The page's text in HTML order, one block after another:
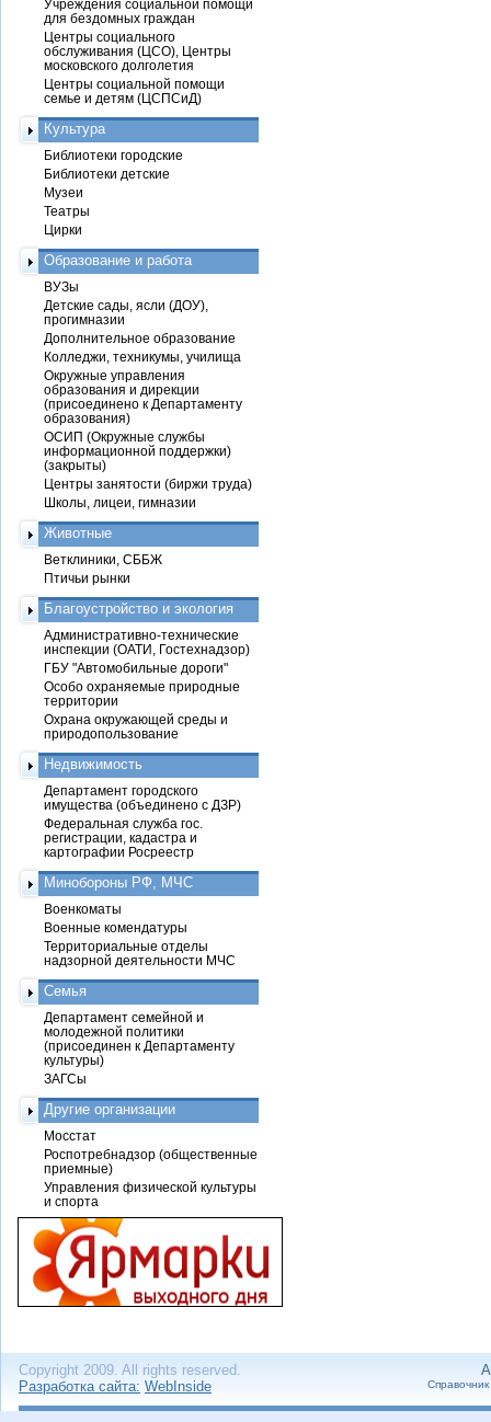
Учреждения социальной помощи
для бездомных граждан
Центры социального
обслуживания (ЦСО), Центры
московского долголетия
Центры социальной помощи
семье и детям (ЦСПСиД)
Культура
Библиотеки городские
Библиотеки детские
Музеи
Театры
Цирки
Образование и работа
ВУЗы
Детские сады, ясли (ДОУ),
прогимназии
Дополнительное образование
Колледжи, техникумы, училища
Окружные управления
образования и дирекции
(присоединено к Департаменту
образования)
ОСИП (Окружные службы
информационной поддержки)
(закрыты)
Центры занятости (биржи труда)
Школы, лицеи, гимназии
Животные
Ветклиники, СББЖ
Птичьи рынки
Благоустройство и экология
Административно-технические
инспекции (ОАТИ, Гостехнадзор)
ГБУ "Автомобильные дороги"
Особо охраняемые природные
территории
Охрана окружающей среды и
природопользование
Недвижимость
Департамент городского
имущества (объединено с ДЗР)
Федеральная служба гос.
регистрации, кадастра и
картографии Росреестр
Минобороны РФ, МЧС
Военкоматы
Военные комендатуры
Территориальные отделы
надзорной деятельности МЧС
Семья
Департамент семейной и
молодежной политики
(присоединен к Департаменту
культуры)
ЗАГСы
Другие организации
Мосстат
Роспотребнадзор (общественные
приемные)
Управления физической культуры
и спорта
Copyright 2009. All rights reserved.
Разработка сайта: WebInside